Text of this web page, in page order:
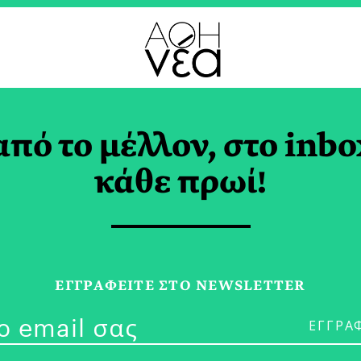
She STEMs
το μέλλον, στο
κάθε πρωί!
ΕΓΓPΑΦΕΙΤΕ ΣΤΟ NEWSLETTER